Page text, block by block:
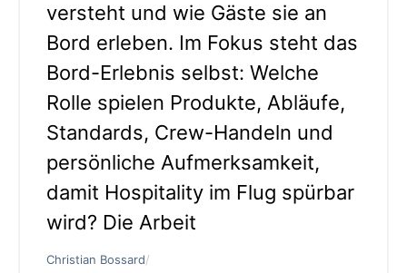
versteht und wie Gäste sie an
Bord erleben. Im Fokus steht das
Bord-Erlebnis selbst: Welche
Rolle spielen Produkte, Abläufe,
Standards, Crew-Handeln und
persönliche Aufmerksamkeit,
damit Hospitality im Flug spürbar
wird? Die Arbeit
Christian Bossard/